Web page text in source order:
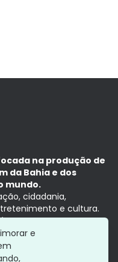
na produção de
da Bahia e dos
mundo.
cidadania,
e cultura.
no tempo presente,
e